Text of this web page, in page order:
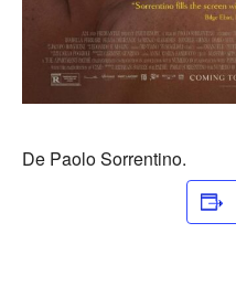
De Paolo Sorrentino.